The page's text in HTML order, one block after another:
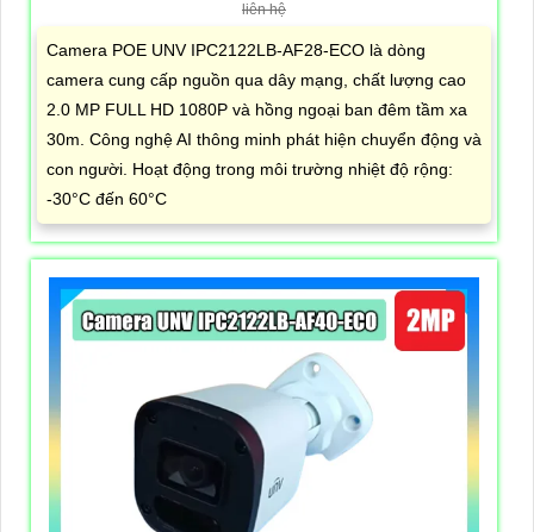
liên hệ
Camera POE UNV IPC2122LB-AF28-ECO là dòng
camera cung cấp nguồn qua dây mạng, chất lượng cao
2.0 MP FULL HD 1080P và hồng ngoại ban đêm tầm xa
30m. Công nghệ AI thông minh phát hiện chuyển động và
con người. Hoạt động trong môi trường nhiệt độ rộng:
-30°C đến 60°C